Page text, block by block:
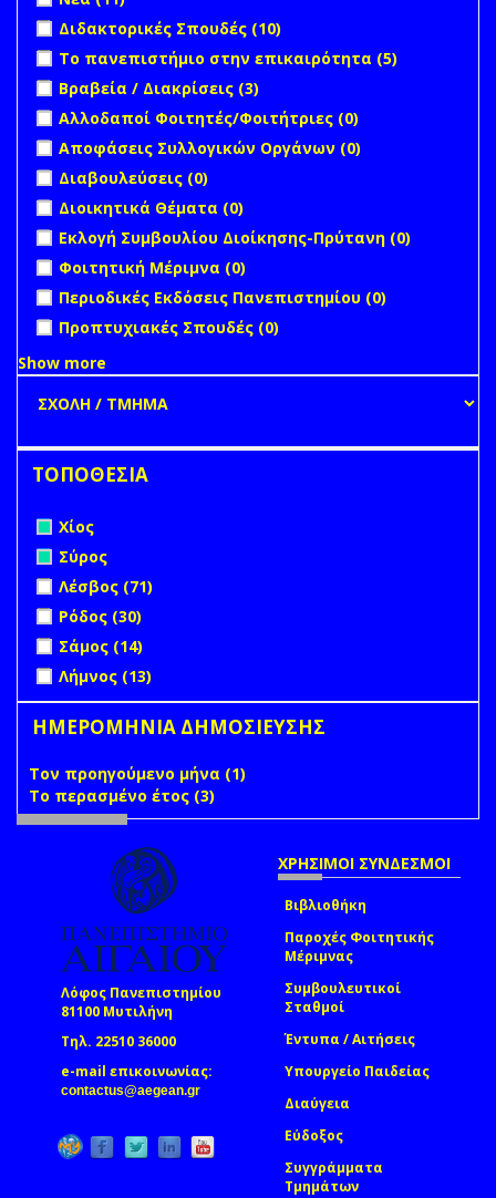
Apply Διδακτορικές Σπουδές filter
Διδακτορικές Σπουδές (10)
Apply Το πανεπιστήμιο στην επικαιρότητα filter
Το πανεπιστήμιο στην επικαιρότητα (5)
Apply Βραβεία / Διακρίσεις filter
Βραβεία / Διακρίσεις (3)
undefined
Αλλοδαποί Φοιτητές/Φοιτήτριες (0)
undefined
Αποφάσεις Συλλογικών Οργάνων (0)
undefined
Διαβουλεύσεις (0)
undefined
Διοικητικά Θέματα (0)
undefined
Εκλογή Συμβουλίου Διοίκησης-Πρύτανη (0)
undefined
Φοιτητική Μέριμνα (0)
undefined
Περιοδικές Εκδόσεις Πανεπιστημίου (0)
undefined
Προπτυχιακές Σπουδές (0)
Show more
ΤΟΠΟΘΕΣΙΑ
Remove Χίος filter
Χίος
Remove Σύρος filter
Σύρος
Apply Λέσβος filter
Λέσβος (71)
Apply Ρόδος filter
Ρόδος (30)
Apply Σάμος filter
Σάμος (14)
Apply Λήμνος filter
Λήμνος (13)
ΗΜΕΡΟΜΗΝΙΑ ΔΗΜΟΣΙΕΥΣΗΣ
Τον προηγούμενο μήνα (1)
Το περασμένο έτος (3)
Λόφος Πανεπιστημίου
81100 Μυτιλήνη
Τηλ. 22510 36000
e-mail επικοινωνίας:
contactus@aegean.gr
ΧΡΗΣΙΜΟΙ ΣΥΝΔΕΣΜΟΙ
Βιβλιοθήκη
Παροχές Φοιτητικής
Μέριμνας
Συμβουλευτικοί
Σταθμοί
Έντυπα / Αιτήσεις
Υπουργείο Παιδείας
Διαύγεια
Εύδοξος
Συγγράμματα
Τμημάτων